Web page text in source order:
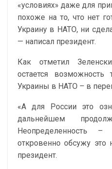
«условиях» даже для
похоже на то, что нет
Украину в НАТО, ни
— написал президент.
Как отметил
остается возможность
Украины в НАТО – в
«А для России это
дальнейшем
Неопределенность
откровенно обсужу это
президент.